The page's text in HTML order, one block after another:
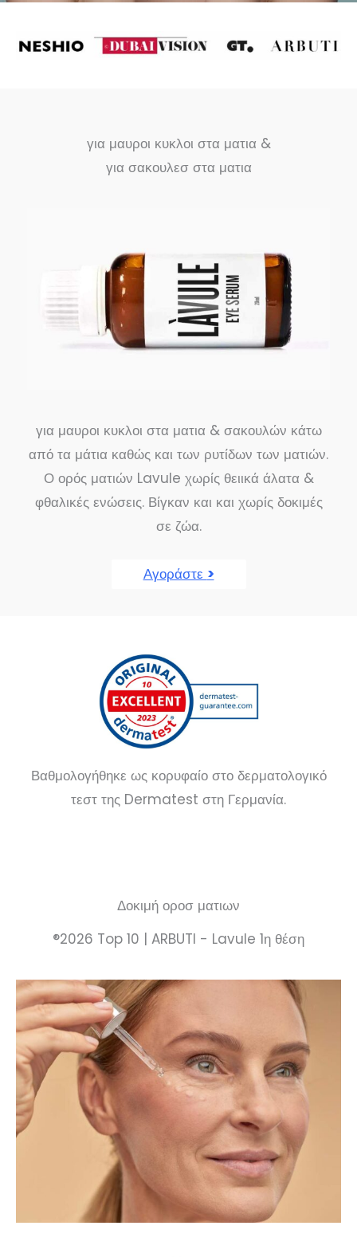
για μαυροι κυκλοι στα ματια &
για σακουλεσ στα ματια
για μαυροι κυκλοι στα ματια & σακουλών κάτω
από τα μάτια καθώς και των ρυτίδων των ματιών.
Ο ορός ματιών Lavule χωρίς θειικά άλατα &
φθαλικές ενώσεις. Βίγκαν και και χωρίς δοκιμές
σε ζώα.
Αγοράστε >
Βαθμολογήθηκε ως κορυφαίο στο δερματολογικό
τεστ της Dermatest στη Γερμανία.
Δοκιμή οροσ ματιων
®2026 Top 10 | ARBUTI - Lavule 1η θέση